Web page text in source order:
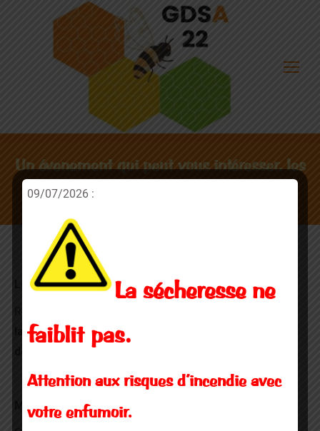
Un évenement qui peut vous intéresser, les
rencontres scientifique de l’ANSES
Les inscriptions sont ouvertes !
la surveillance aujourd’hui, les perspectives pour
Mardi 9 décembre 2014
09/07/2026 :
La sécheresse ne
faiblit pas.
Attention aux risques d’incendie avec
votre enfumoir.